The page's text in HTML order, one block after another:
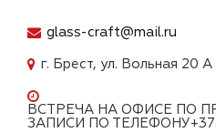
glass-craft@mail.ru
г. Брест, ул. Вольная 20 А
ВСТРЕЧА НА ОФИСЕ ПО
ЗАПИСИ ПО